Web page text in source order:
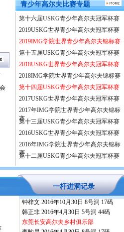
青少年高尔夫比赛专题
第十六届USKG青少年高尔夫冠军杯赛
2019USKG世界青少年高尔夫冠军杯赛
2019IMG学院世界青少年高尔夫锦标赛
第十五届USKG青少年高尔夫冠军杯赛
2018USKG世界青少年高尔夫冠军杯赛
2018IMG学院世界青少年高尔夫锦标赛
第十四届USKG青少年高尔夫冠军杯赛
2017USKG世界青少年高尔夫冠军杯赛
2017年IMG学院世界青少年高尔夫锦标
赛
第十三届USKG青少年高尔夫冠军杯赛
2016USKG世界青少年高尔夫冠军杯赛
2016年IMG学院世界青少年高尔夫锦标
赛
第十二届USKG青少年高尔夫冠军杯赛
一杆进洞记录
2016南部月赛：
东莞长安高尔夫乡村俱乐部
林璟铉 2016年10月30日 3号洞 43码
钟梓文 2016年10月30日 8号洞 17码
韩正非 2016年4月30日 5号洞 44码
东莞长安高尔夫乡村俱乐部
李昀昊 2016年4月30日 8号洞 17码